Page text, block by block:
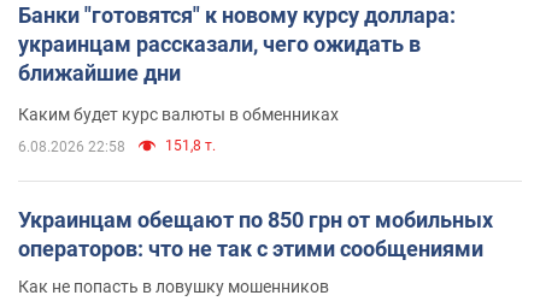
Банки "готовятся" к новому курсу доллара:
украинцам рассказали, чего ожидать в
ближайшие дни
Каким будет курс валюты в обменниках
6.08.2026 22:58 151,8 т.
Украинцам обещают по 850 грн от мобильных
операторов: что не так с этими сообщениями
Как не попасть в ловушку мошенников